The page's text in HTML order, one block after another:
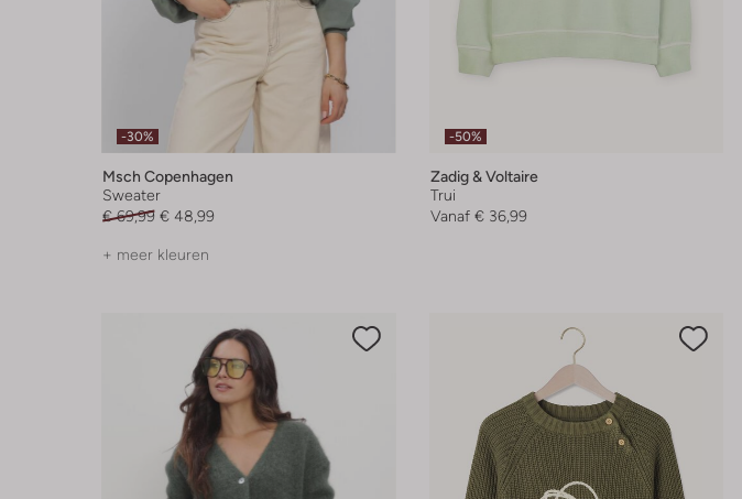
-30%
Msch Copenhagen
Sweater
€ 69,99 € 48,99
+ meer kleuren
-50%
Zadig & Voltaire
Trui
Vanaf € 36,99